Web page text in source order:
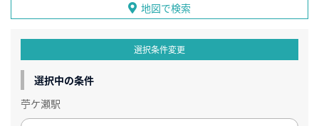
地図で検索
選択条件変更
選択中の条件
苧ケ瀬駅